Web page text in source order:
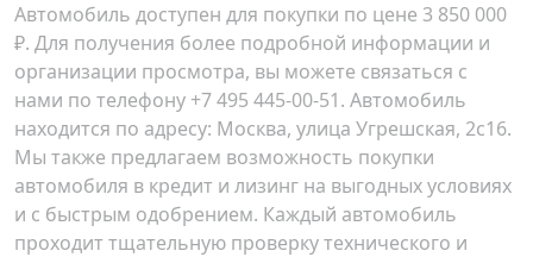
Автомобиль доступен для покупки по цене 3 850 000
₽. Для получения более подробной информации и
организации просмотра, вы можете связаться с
нами по телефону +7 495 445-00-51. Автомобиль
находится по адресу: Москва, улица Угрешская, 2с16.
Мы также предлагаем возможность покупки
автомобиля в кредит и лизинг на выгодных условиях
и с быстрым одобрением. Каждый автомобиль
проходит тщательную проверку технического и